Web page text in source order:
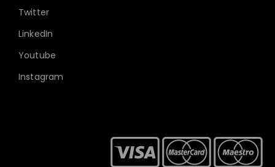
Twitter
LinkedIn
Youtube
Instagram